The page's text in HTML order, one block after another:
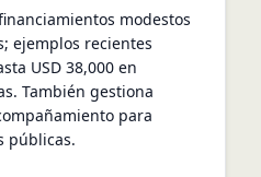
modestos
ejemplos recientes
USD 38,000 en
También gestiona
para
públicas.